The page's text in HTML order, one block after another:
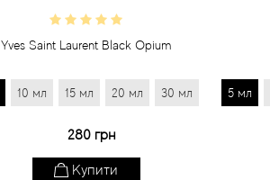
Yves Saint Laurent Black Opium
10 мл 15 мл 20 мл 30 мл
280 грн
Купити
5 мл